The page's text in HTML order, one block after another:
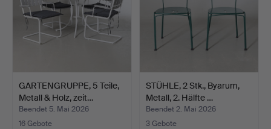
GARTENGRUPPE, 5 Teile,
Metall & Holz, zeit…
Beendet 5. Mai 2026
16 Gebote
STÜHLE, 2 Stk., Byarum,
Metall, 2. Hälfte …
Beendet 2. Mai 2026
3 Gebote